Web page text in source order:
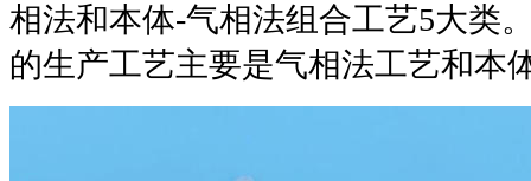
相法和本体-气相法组合工艺5大类
的生产工艺主要是气相法工艺和本